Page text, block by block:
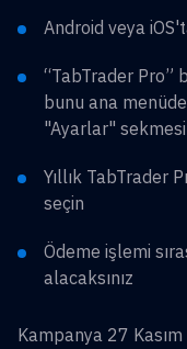
Android veya
“TabTrader Pro”
bunu ana
"Ayarlar"
Yıllık TabTrader
seçin
Ödeme işlemi
alacaksınız
Kampanya 27